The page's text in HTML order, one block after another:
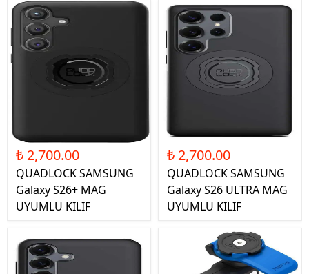
₺ 2,700.00
QUADLOCK SAMSUNG
Galaxy S26+ MAG
UYUMLU KILIF
₺ 2,700.00
QUADLOCK SAMSUNG
Galaxy S26 ULTRA MAG
UYUMLU KILIF